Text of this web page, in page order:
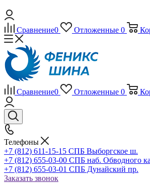
Сравнение0 Отложенные 0
Сравнение0 Отложенные 0
Телефоны
+7 (812) 611-15-15 СПБ Выборгское ш.
+7 (812) 655-03-00 СПБ наб. Обводного
+7 (812) 655-03-01 СПБ Дунайский пр.
Заказать звонок